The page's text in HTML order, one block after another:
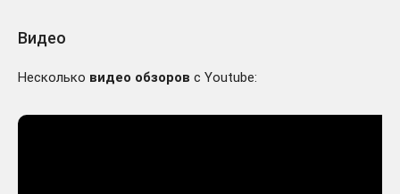
Видео
Несколько видео обзоров с Youtube: